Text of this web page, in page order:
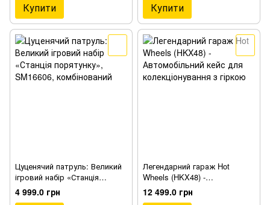
Купити Купити
Цуценячий патруль: Великий
ігровий набір «Станція
порятунку», SM16606
4 999.0 грн
Легендарний гараж Hot
Wheels (HKX48) -
Автомобільний кейс для
колекціонування з гіркою
12 499.0 грн